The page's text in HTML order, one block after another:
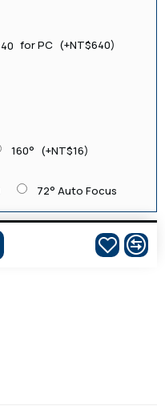
for PC (+NT$640)
160° (+NT$16)
72° Auto Focus